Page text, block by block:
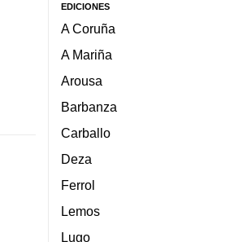
EDICIONES
A Coruña
A Mariña
Arousa
Barbanza
Carballo
Deza
Ferrol
Lemos
Lugo